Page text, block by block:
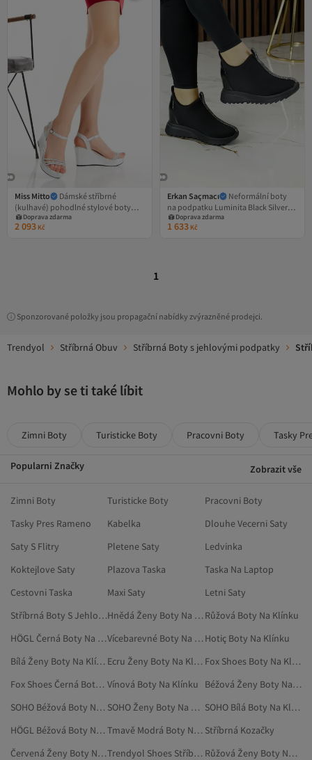
Miss Mitto
Dámské stříbrné
(kulhavé) pohodlné stylové boty
Sultan Shiny Drop Stone na
klínovém podpatku
Doprava zdarma
2 093 Kč
Erkan Saçmacı
Neformální boty
na podpatku Luminita Black Silver
Stone Hidden Wedge
Doprava zdarma
1 633 Kč
1
Sponzorované položky jsou propagační nabídky zvýrazněné prodejci.
Trendyol Stříbrná Obuv Stříbrná Boty s jehlovými podpatky
Mohlo by se ti také líbit
Zimni Boty Turisticke Boty Pracovni Boty Tasky
Popularni Značky Zobrazit vše
Zimni Boty Turisticke Boty
Pracovni Boty
Tasky Pres Rameno
Kabelka
Dlouhe Vecerni Saty
Saty S Flitry
Pletene Saty
Ledvinka
Koktejlove Saty
Plazova Taska
Taska Na Laptop
Cestovni Taska
Maxi Saty
Letni Saty
Stříbrná Boty S Jehlovými Podpatky
Hnědá Ženy Boty Na Klínku Růžová Boty Na Klínku
HÖGL Černá Boty Na Klínku
Vícebarevné Boty Na Klínku Hotiç Boty Na Klínku
Bílá Ženy Boty Na Klínku
Ecru Ženy Boty Na Klínku
Fox Shoes Boty Na Klínku
Fox Shoes Černá Boty Na Klínku Vínová Boty Na Klínku
Béžová Ženy Boty Na Klínku
SOHO Béžová Boty Na Klínku
SOHO Ženy Boty Na Klínku
SOHO Bílá Boty Na Klínku
HÖGL Béžová Boty Na Klínku
Tmavě Modrá Boty Na Klínku Stříbrná Kozačky
Červená Ženy Boty Na Klínku
Trendyol Shoes Stříbrná Boty S Jehlovými Podpatky
Růžová Ženy Boty Na Klínku